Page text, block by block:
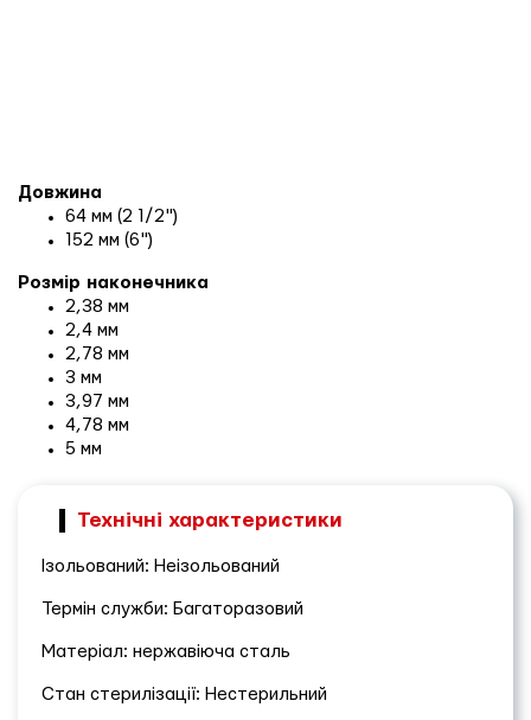
Довжина
64 мм (2 1/2")
152 мм (6")
Розмір наконечника
2,38 мм
2,4 мм
2,78 мм
3 мм
3,97 мм
4,78 мм
5 мм
Технічні характеристики
Ізольований: Неізольований
Термін служби: Багаторазовий
Матеріал: нержавіюча сталь
Стан стерилізації: Нестерильний